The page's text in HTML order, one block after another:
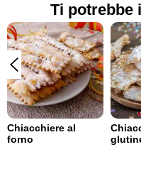
Ti potrebbe
Chiacchiere al
forno